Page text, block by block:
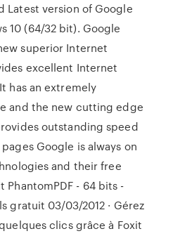
Latest version of Google
10 (64/32 bit). Google
superior Internet
excellent Internet
has an extremely
and the new cutting edge
outstanding speed
Google is always on
and their free
PhantomPDF - 64 bits -
gratuit 03/03/2012 · Gérez
clics grâce à Foxit